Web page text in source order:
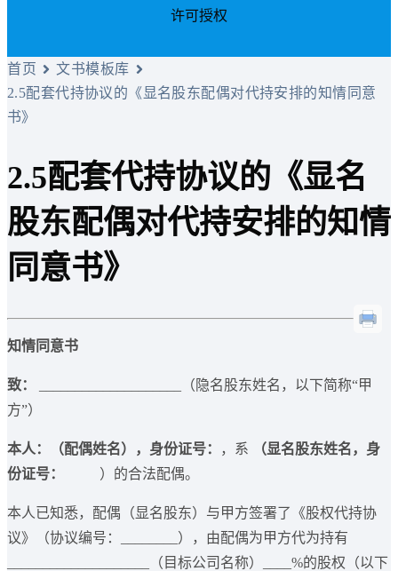
许可授权
首页
文书模板库
2.5配套代持协议的《显名股东配偶对代持安排的知情同意
书》
2.5配套代持协议的《显名
股东配偶对代持安排的知情
同意书》
知情同意书
致：
____________________（隐名股东姓名，以下简称“甲
方”）
本人： （配偶姓名），身份证号： ，系
（显名股东姓名，身
份证号： ）的合法配偶。
本人已知悉，配偶（显名股东）与甲方签署了《股权代持协
议》（协议编号：________），由配偶为甲方代为持有
____________________（目标公司名称）____%的股权（以下